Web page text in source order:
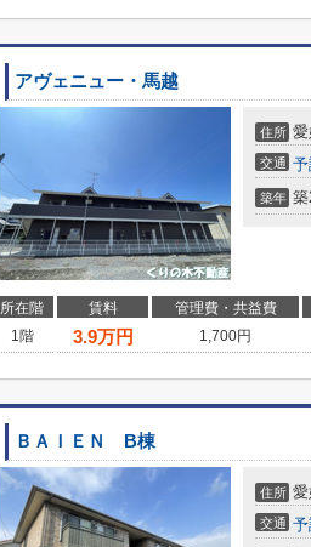
アヴェニュー・馬越
住所
交通 予
築年
所在階 賃料 管理費・共益費
1階
3.9万円 1,700円
ＢＡＩＥＮ B棟
住所
交通 予